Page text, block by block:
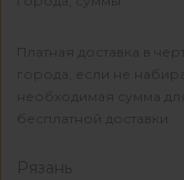
Платная доставка в
города, если не
необходимая сумма для
бесплатной доставки
Рязань